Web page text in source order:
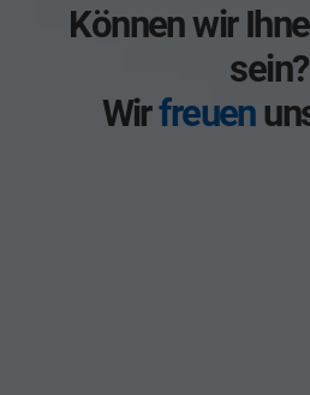
Können wir
sein?
Wirfreuen